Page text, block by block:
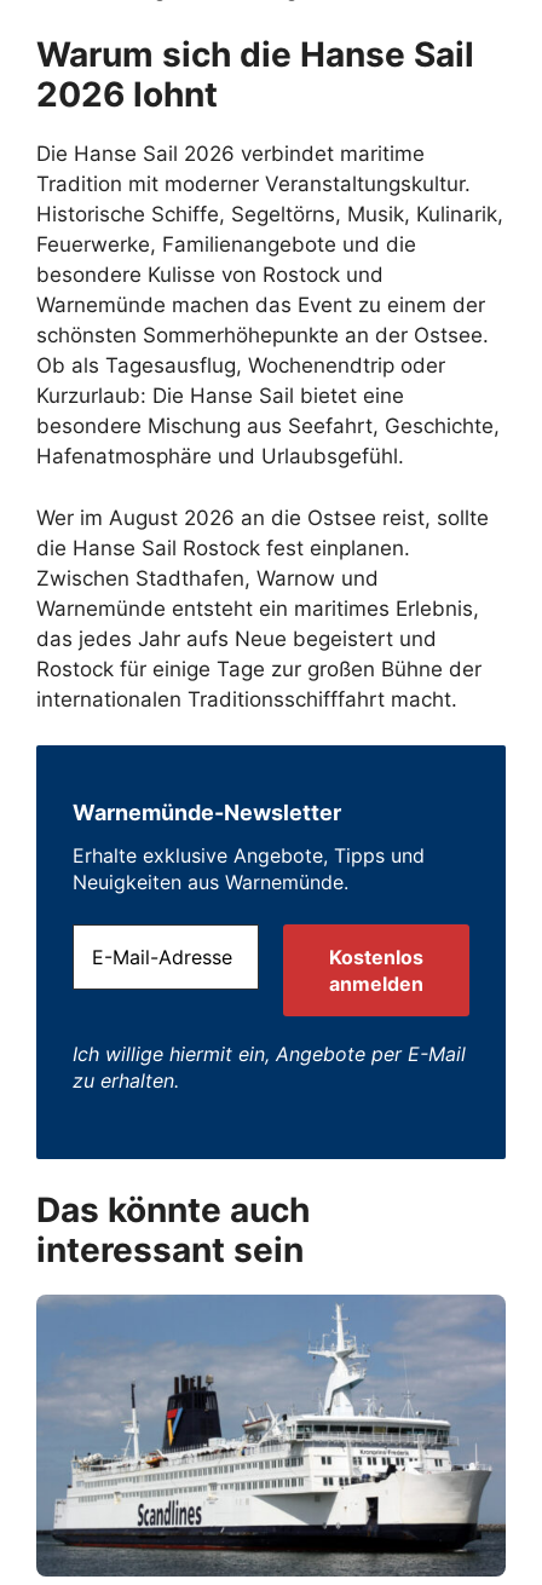
Warum sich die Hanse Sail
2026 lohnt
Die Hanse Sail 2026 verbindet maritime
Tradition mit moderner Veranstaltungskultur.
Historische Schiffe, Segeltörns, Musik, Kulinarik,
Feuerwerke, Familienangebote und die
besondere Kulisse von Rostock und
Warnemünde machen das Event zu einem der
schönsten Sommerhöhepunkte an der Ostsee.
Ob als Tagesausflug, Wochenendtrip oder
Kurzurlaub: Die Hanse Sail bietet eine
besondere Mischung aus Seefahrt, Geschichte,
Hafenatmosphäre und Urlaubsgefühl.
Wer im August 2026 an die Ostsee reist, sollte
die Hanse Sail Rostock fest einplanen.
Zwischen Stadthafen, Warnow und
Warnemünde entsteht ein maritimes Erlebnis,
das jedes Jahr aufs Neue begeistert und
Rostock für einige Tage zur großen Bühne der
internationalen Traditionsschifffahrt macht.
Warnemünde-Newsletter
Erhalte exklusive Angebote, Tipps und
Neuigkeiten aus Warnemünde.
Ich willige hiermit ein, Angebote per E-Mail
zu erhalten.
Das könnte auch
interessant sein